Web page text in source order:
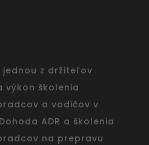
jednou z držiteľov
výkon školenia
a vodičov v
ADR a školenia
na prepravu